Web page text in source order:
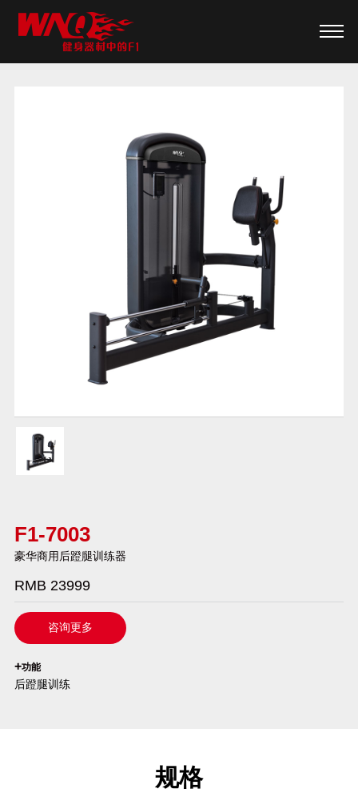
F1-7003
豪华商用后蹬腿训练器
RMB 23999
咨询更多
`
+功能
后蹬腿训练
规格